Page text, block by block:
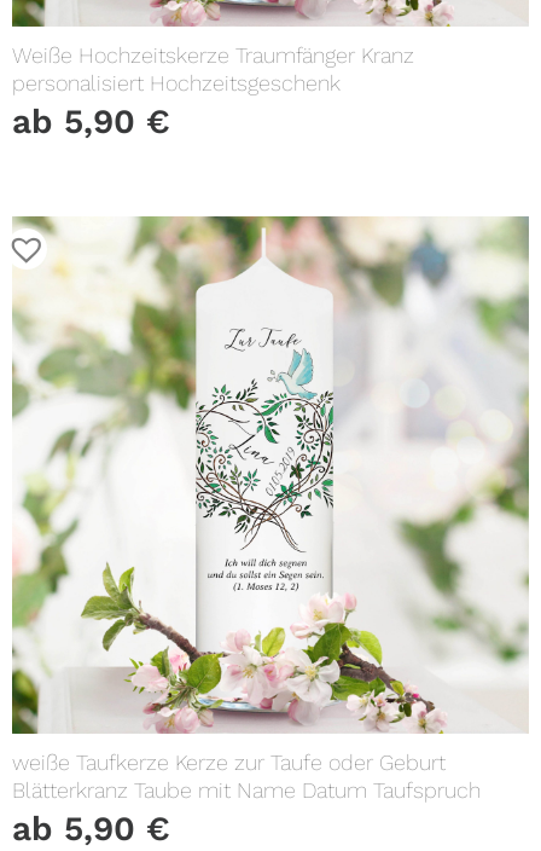
Weiße Hochzeitskerze Traumfänger Kranz
personalisiert Hochzeitsgeschenk
ab 5,90 €
weiße Taufkerze Kerze zur Taufe oder Geburt
Blätterkranz Taube mit Name Datum Taufspruch
ab 5,90 €